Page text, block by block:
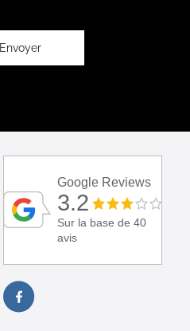
Envoyer
Google Reviews
3.2
Sur la base de 40
avis